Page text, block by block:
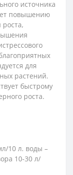
источника
повышению
для
растений.
быстрому
роста.
10 л. воды –
10-30 л/